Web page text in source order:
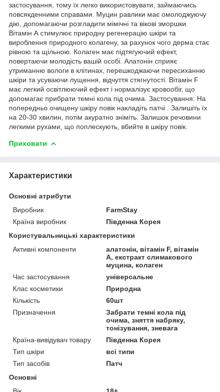
застосування, тому їх легко використовувати, займаючись
повсякденними справами. Муцин равлики має омолоджуючу
дію, допомагаючи розгладити мімічні та вікові зморшки.
Вітамін А стимулює природну регенерацію шкіри та
вироблення природного колагену, за рахунок чого дерма стає
рівною та щільною. Колаген має підтягуючий ефект,
повертаючи молодість вашій особі. Алатонін сприяє
утриманню вологи в клітинах, перешкоджаючи пересиханню
шкіри та усуваючи лущення, відчуття стягнутості. Вітамін F
має легкий освітлюючий ефект і нормалізує кровообіг, що
допомагає прибрати темні кола під очима. Застосування: На
попередньо очищену шкіру повік накладіть патчі . Залишіть їх
на 20-30 хвилин, потім акуратно зніміть. Залишок речовини
легкими рухами, що поплескують, вбийте в шкіру повік.
Приховати
Характеристики
Основні атрибути
Виробник
FarmStay
Країна виробник
Південна Корея
Користувальницькі характеристики
Активні компоненти
алатонін, вітамін F, вітамін
А, екстракт слимакового
муцина, колаген
Час застосування
універсальне
Клас косметики
Природна
Кількість
60шт
Призначення
Забрати темні кола під
очима, зняття набряку,
тонізування, зневага
Країна-вивідувач товару
Південна Корея
Тип шкіри
всі типи
Тип засобів
Патч
Основні